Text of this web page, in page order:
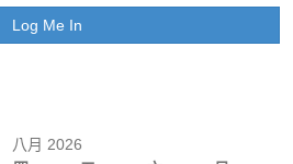
八月 2026